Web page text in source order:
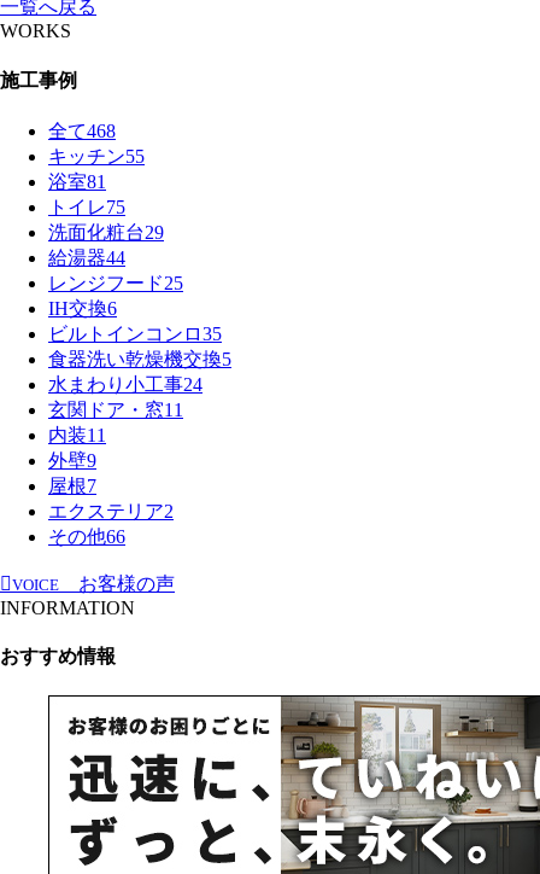
一覧へ戻る
WORKS
施工事例
全て468
キッチン55
浴室81
トイレ75
洗面化粧台29
給湯器44
レンジフード25
IH交換6
ビルトインコンロ35
食器洗い乾燥機交換5
水まわり小工事24
玄関ドア・窓11
内装11
外壁9
屋根7
エクステリア2
その他66
VOICE
お客様の声
INFORMATION
おすすめ情報